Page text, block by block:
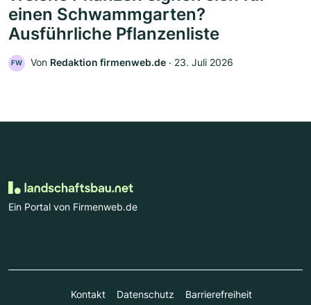
einen Schwammgarten?
Ausführliche Pflanzenliste
FW Von Redaktion firmenweb.de ‧ 23. Juli 2026
Ein Portal von Firmenweb.de
Kontakt Datenschutz Barrierefreiheit